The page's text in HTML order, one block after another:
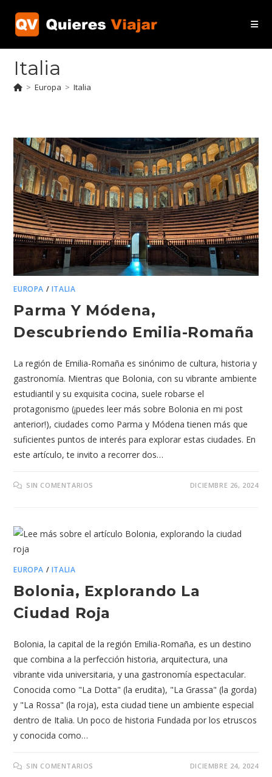
contenido
Italia
> Europa > Italia
EUROPA / ITALIA
Parma Y Módena,
Descubriendo Emilia-Romaña
La región de Emilia-Romaña es sinónimo de cultura, historia y
gastronomía. Mientras que Bolonia, con su vibrante ambiente
estudiantil y su exquisita cocina, suele robarse el
protagonismo (¡puedes leer más sobre Bolonia en mi post
anterior!), ciudades como Parma y Módena tienen más que
suficientes puntos de interés para explorar estas ciudades. En
este artículo, te invito a recorrer dos…
SIN COMENTARIOS DICIEMBRE 26, 2024
EUROPA / ITALIA
Bolonia, Explorando La
Ciudad Roja
Bolonia, la capital de la región Emilia-Romaña, es un destino
que combina a la perfección historia, arquitectura, una
vibrante vida universitaria, y una gastronomía espectacular.
Conocida como "La Dotta" (la erudita), "La Grassa" (la gorda)
y "La Rossa" (la roja), esta ciudad tiene un ambiente especial
dentro de Italia. Un poco de historia Fundada por los etruscos
y conocida como…
SIN COMENTARIOS DICIEMBRE 24, 2024